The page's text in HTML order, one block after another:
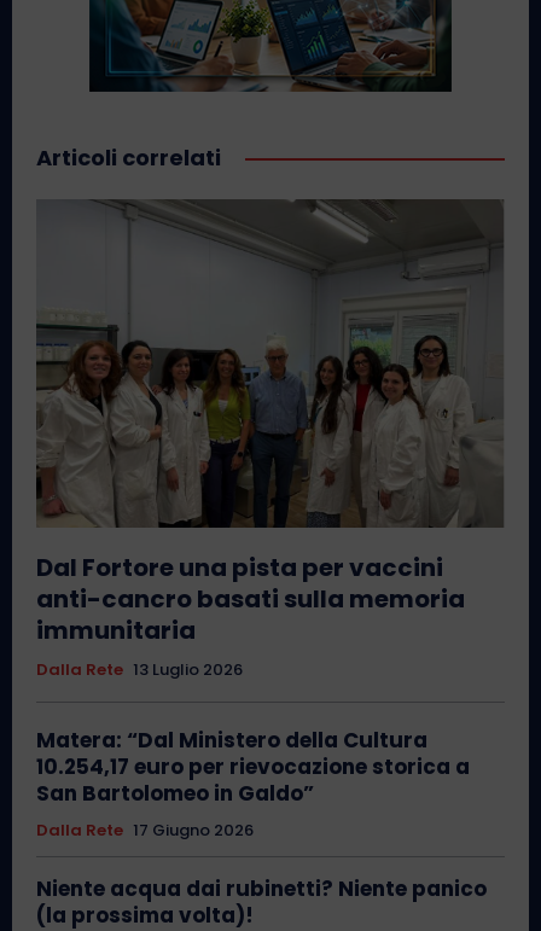
Articoli correlati
Dal Fortore una pista per vaccini
anti-cancro basati sulla memoria
immunitaria
Dalla Rete 13 Luglio 2026
Matera: “Dal Ministero della Cultura
10.254,17 euro per rievocazione storica a
San Bartolomeo in Galdo”
Dalla Rete 17 Giugno 2026
Niente acqua dai rubinetti? Niente panico
(la prossima volta)!